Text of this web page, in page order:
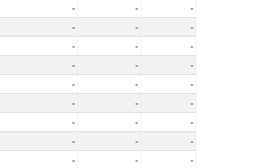
- -
-
- -
-
- -
-
- -
-
- -
-
- -
-
- -
-
- -
-
- -
-